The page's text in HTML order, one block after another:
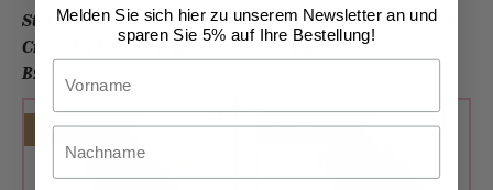
Sternschnupperli®
Crunchy Popcorn 19cm
B2B
Ab 30 Stück
Sternschnupperli® Milch
B2B (15 cm)
Ab 30 Stück
Melden Sie sich hier zu unserem Newsletter an und
sparen Sie 5% auf Ihre Bestellung!
Nachname